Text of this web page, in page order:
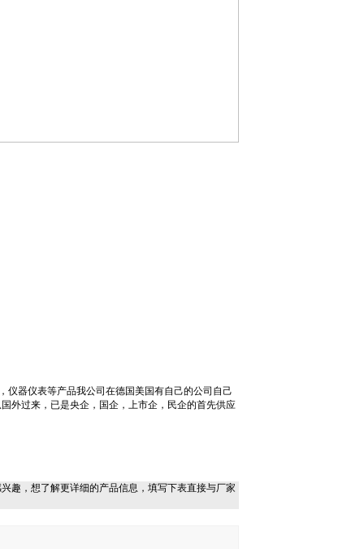
器仪表等产品我公司在德国美国有自己的公司自己
外过来，已是央企，国企，上市企，民企的首先供应
趣，想了解更详细的产品信息，填写下表直接与厂家